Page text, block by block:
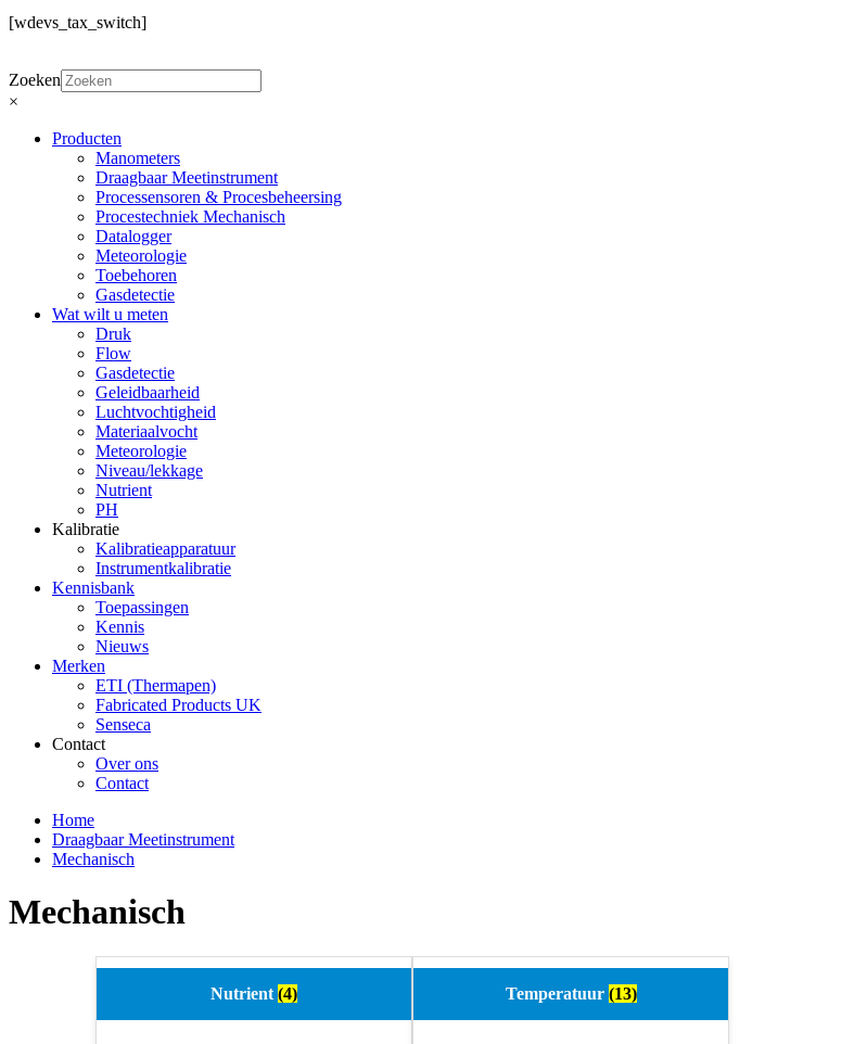
[wdevs_tax_switch]
Zoeken
×
Producten
Manometers
Draagbaar Meetinstrument
Processensoren & Procesbeheersing
Procestechniek Mechanisch
Datalogger
Meteorologie
Toebehoren
Gasdetectie
Wat wilt u meten
Druk
Flow
Gasdetectie
Geleidbaarheid
Luchtvochtigheid
Materiaalvocht
Meteorologie
Niveau/lekkage
Nutrient
PH
Kalibratie
Kalibratieapparatuur
Instrumentkalibratie
Kennisbank
Toepassingen
Kennis
Nieuws
Merken
ETI (Thermapen)
Fabricated Products UK
Senseca
Contact
Over ons
Contact
Home
Draagbaar Meetinstrument
Mechanisch
Mechanisch
Nutrient (4) Temperatuur (13)